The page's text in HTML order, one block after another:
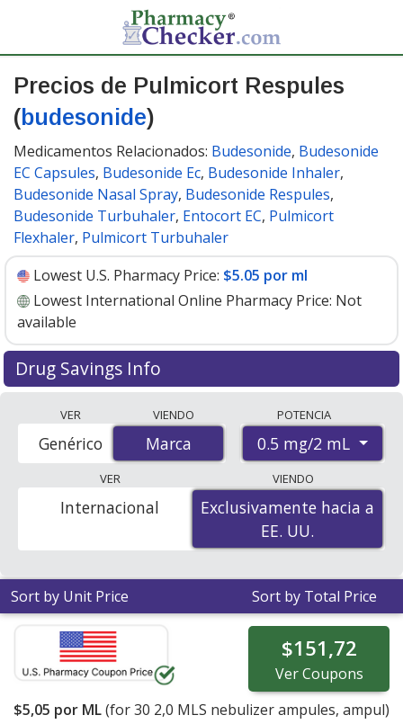
Precios de Pulmicort Respules
(budesonide)
Medicamentos Relacionados: Budesonide, Budesonide
EC Capsules, Budesonide Ec, Budesonide Inhaler,
Budesonide Nasal Spray, Budesonide Respules,
Budesonide Turbuhaler, Entocort EC, Pulmicort
Flexhaler, Pulmicort Turbuhaler
Lowest U.S. Pharmacy Price: $5.05 por ml
Lowest International Online Pharmacy Price: Not
available
Drug Savings Info
prices at U.S. pharmacies start at
$5.05 por mlfor 30 x 2
mls. You save 7% off the average U.S. pharmacy retail
price of $5.44 per nebulizer ampule for 30 mls. Enter
your ZIP Code to compare discount Pulmicort Respules
coupon prices in your area.
VER
Marca
Genérico
VIENDO
Marca
POTENCIA
0.5 mg/2 mL
VER
Exclusivamente hacia a
EE. UU.
Internacional
VIENDO
Exclusivamente hacia a
EE. UU.
Sort by Unit Price Sort by Total Price
$151,72
VerCoupons
$5,05 por ML(for30 2,0 MLS nebulizer ampules, ampul)